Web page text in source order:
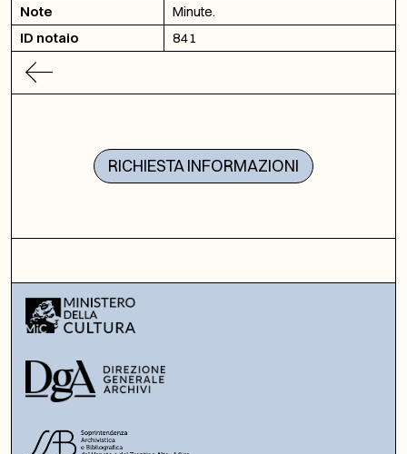
Note
Minute.
ID notaio
841
RICHIESTA INFORMAZIONI